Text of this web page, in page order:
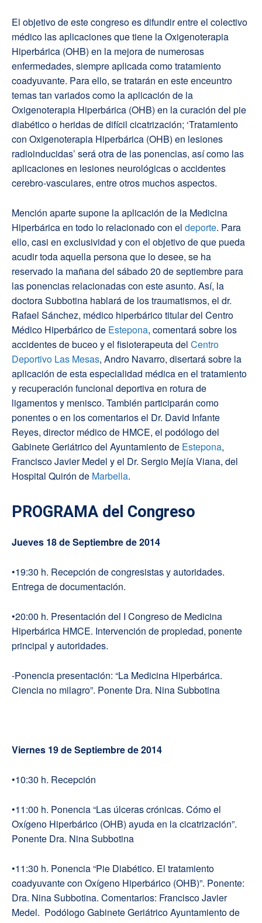
El objetivo de este congreso es difundir entre el colectivo
médico las aplicaciones que tiene la Oxigenoterapia
Hiperbárica (OHB) en la mejora de numerosas
enfermedades, siempre aplicada como tratamiento
coadyuvante. Para ello, se tratarán en este enceuntro
temas tan variados como la aplicación de la
Oxigenoterapia Hiperbárica (OHB) en la curación del pie
diabético o heridas de difícil cicatrización; ‘Tratamiento
con Oxigenoterapia Hiperbárica (OHB) en lesiones
radioinducidas’ será otra de las ponencias, así como las
aplicaciones en lesiones neurológicas o accidentes
cerebro-vasculares, entre otros muchos aspectos.
Mención aparte supone la aplicación de la Medicina
Hiperbárica en todo lo relacionado con el deporte. Para
ello, casi en exclusividad y con el objetivo de que pueda
acudir toda aquella persona que lo desee, se ha
reservado la mañana del sábado 20 de septiembre para
las ponencias relacionadas con este asunto. Así, la
doctora Subbotina hablará de los traumatismos, el dr.
Rafael Sánchez, médico hiperbárico titular del Centro
Médico Hiperbárico de Estepona, comentará sobre los
accidentes de buceo y el fisioterapeuta del Centro
Deportivo Las Mesas, Andro Navarro, disertará sobre la
aplicación de esta especialidad médica en el tratamiento
y recuperación funcional deportiva en rotura de
ligamentos y menisco. También participarán como
ponentes o en los comentarios el Dr. David Infante
Reyes, director médico de HMCE, el podólogo del
Gabinete Geriátrico del Ayuntamiento de Estepona,
Francisco Javier Medel y el Dr. Sergio Mejía Viana, del
Hospital Quirón de Marbella.
PROGRAMA del Congreso
Jueves 18 de Septiembre de 2014
•19:30 h. Recepción de congresistas y autoridades.
Entrega de documentación.
•20:00 h. Presentación del I Congreso de Medicina
Hiperbárica HMCE. Intervención de propiedad, ponente
principal y autoridades.
-Ponencia presentación: “La Medicina Hiperbárica.
Ciencia no milagro”. Ponente Dra. Nina Subbotina
Viernes 19 de Septiembre de 2014
•10:30 h. Recepción
•11:00 h. Ponencia “Las úlceras crónicas. Cómo el
Oxígeno Hiperbárico (OHB) ayuda en la cicatrización”.
Ponente Dra. Nina Subbotina
•11:30 h. Ponencia “Pie Diabético. El tratamiento
coadyuvante con Oxígeno Hiperbárico (OHB)”. Ponente:
Dra. Nina Subbotina. Comentarios: Francisco Javier
Medel. Podólogo Gabinete Geriátrico Ayuntamiento de